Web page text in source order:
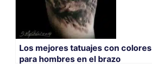
Los mejores tatuajes con colores
para hombres en el brazo